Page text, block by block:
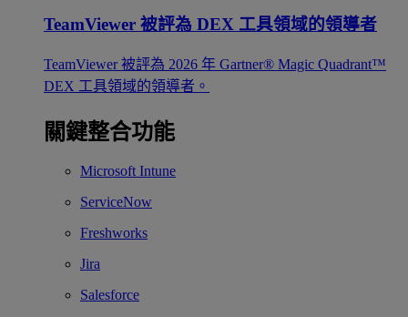
TeamViewer 被評為 DEX 工具領域的領導者
TeamViewer 被評為 2026 年 Gartner® Magic Quadrant™
DEX 工具領域的領導者。
關鍵整合功能
Microsoft Intune
ServiceNow
Freshworks
Jira
Salesforce